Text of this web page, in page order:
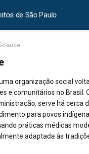
de São Paulo
Saúde
organização social
e comunitários no Brasil.
serve há cerca
para povos
práticas médicas
adaptada às